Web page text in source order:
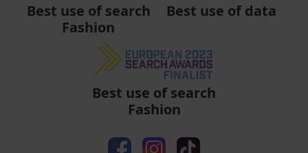
Best use of search
Fashion
Best use of data
Best use of search
Fashion